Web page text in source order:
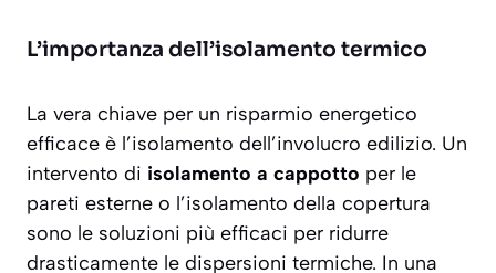
L’importanza dell’isolamento termico
La vera chiave per un risparmio energetico
efficace è l’isolamento dell’involucro edilizio. Un
intervento di isolamento a cappotto per le
pareti esterne o l’isolamento della copertura
sono le soluzioni più efficaci per ridurre
drasticamente le dispersioni termiche. In una